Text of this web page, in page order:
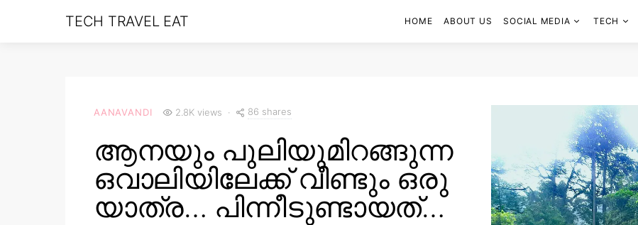
TECH TRAVEL EAT HOME ABOUT US SOCIAL MEDIA TECH
AANAVANDI 2.8K views 86 shares
ആനയും പുലിയുമിറങ്ങുന്ന
ഒവാലിയിലേക്ക് വീണ്ടും ഒരു
യാത്ര… പിന്നീടുണ്ടായത്…